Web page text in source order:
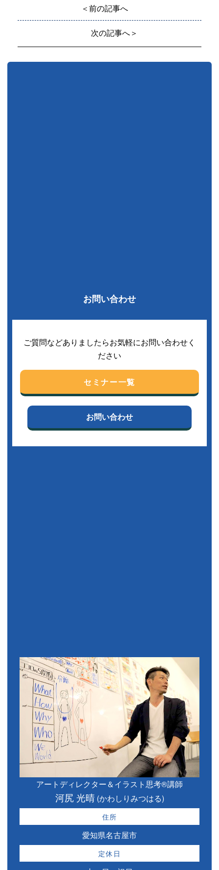
＜前の記事へ
次の記事へ＞
お問い合わせ
ご質問などありましたらお気軽にお問い合わせく
ださい
セミナー一覧
お問い合わせ
アートディレクター＆イラスト思考®講師
河尻 光晴(かわしりみつはる)
住所
愛知県名古屋市
定休日